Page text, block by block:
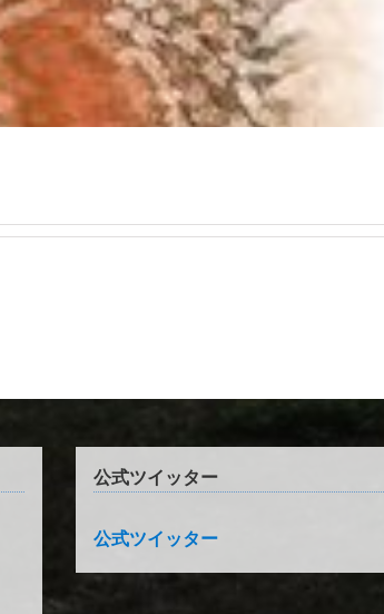
公式ツイッター
公式ツイッター